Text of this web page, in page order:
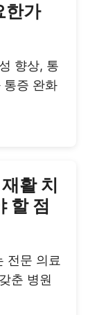
한가
향상, 통
통증 완화
활 치
할 점
전문 의료
춘 병원